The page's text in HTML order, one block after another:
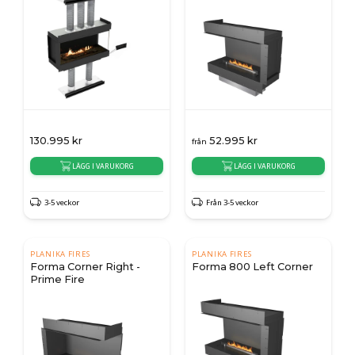
130.995 kr
LÄGG I VARUKORG
3-5 veckor
från 52.995 kr
LÄGG I VARUKORG
Från 3-5 veckor
PLANIKA FIRES
Forma Corner Right -
Prime Fire
PLANIKA FIRES
Forma 800 Left Corner